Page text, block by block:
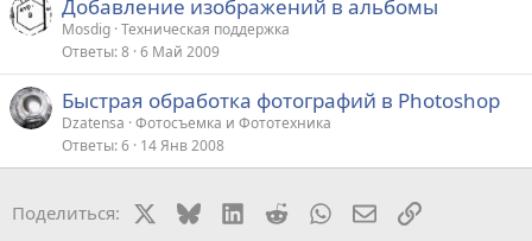
Добавление изображений в альбомы
Mosdig Техническая поддержка
Ответы 8 6 Май 2009
Быстрая обработка фотографий в Photoshop
Dzatensa Фотосъемка и Фототехника
Ответы 6 14 Янв 2008
Поделиться: BlueskyLinkedIn
RedditWhatsAppЭлектронная
Ссылка